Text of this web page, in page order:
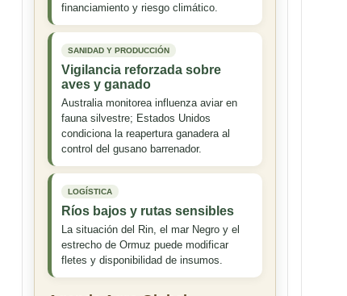
financiamiento y riesgo climático.
SANIDAD Y PRODUCCIÓN
Vigilancia reforzada sobre
aves y ganado
Australia monitorea influenza aviar en
fauna silvestre; Estados Unidos
condiciona la reapertura ganadera al
control del gusano barrenador.
LOGÍSTICA
Ríos bajos y rutas sensibles
La situación del Rin, el mar Negro y el
estrecho de Ormuz puede modificar
fletes y disponibilidad de insumos.